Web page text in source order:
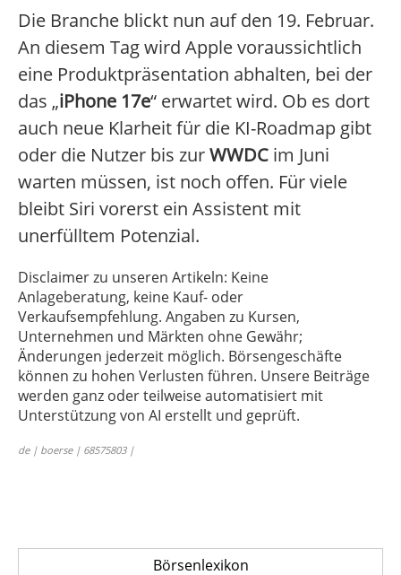
Die Branche blickt nun auf den 19. Februar.
An diesem Tag wird Apple voraussichtlich
eine Produktpräsentation abhalten, bei der
das „iPhone 17e“ erwartet wird. Ob es dort
auch neue Klarheit für die KI-Roadmap gibt
oder die Nutzer bis zurWWDC im Juni
warten müssen, ist noch offen. Für viele
bleibt Siri vorerst ein Assistent mit
unerfülltem Potenzial.
Disclaimer zu unseren Artikeln: Keine
Anlageberatung, keine Kauf- oder
Verkaufsempfehlung. Angaben zu Kursen,
Unternehmen und Märkten ohne Gewähr;
Änderungen jederzeit möglich. Börsengeschäfte
können zu hohen Verlusten führen. Unsere Beiträge
werden ganz oder teilweise automatisiert mit
Unterstützung von AI erstellt und geprüft.
de | boerse | 68575803 |
Börsenlexikon